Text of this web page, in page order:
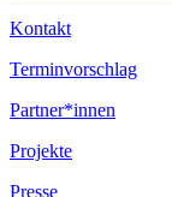
Kontakt
Terminvorschlag
Partner*innen
Projekte
Presse